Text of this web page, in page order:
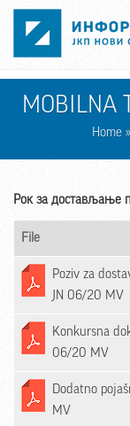
Skip to main content
MOBILNA
Home
Рок за достављање
File
Poziv za
JN 06/20 MV
Konkursna
06/20 MV
Dodatno
MV